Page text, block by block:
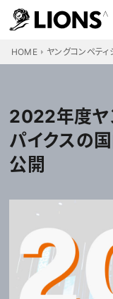
HOME ヤングコンペテ
2022年度ヤ
パイクスの
公開